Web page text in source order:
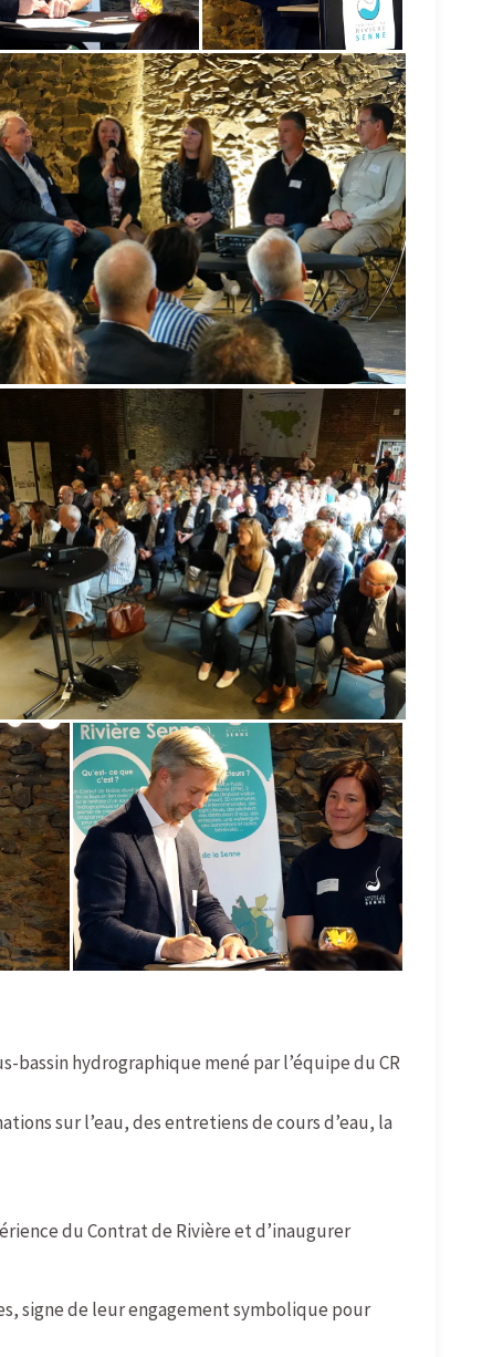
bassin hydrographique mené par l’équipe du CR
sur l’eau, des entretiens de cours d’eau, la
du Contrat de Rivière et d’inaugurer
signe de leur engagement symbolique pour